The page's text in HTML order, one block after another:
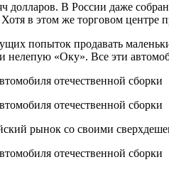
В России даже
в этом же торговом
попыток продавать
«Оку». Все эти
рынок со своими